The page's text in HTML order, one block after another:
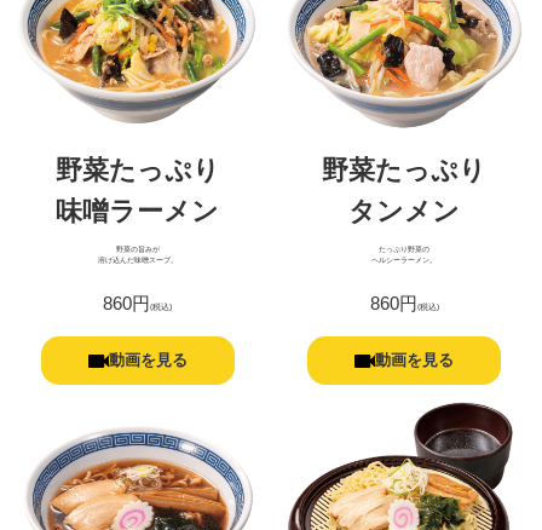
野菜たっぷり
味噌ラーメン
野菜の旨みが
溶け込んだ味噌スープ。
860円(税込)
動画を見る
野菜たっぷり
タンメン
たっぷり野菜の
ヘルシーラーメン。
860円(税込)
動画を見る